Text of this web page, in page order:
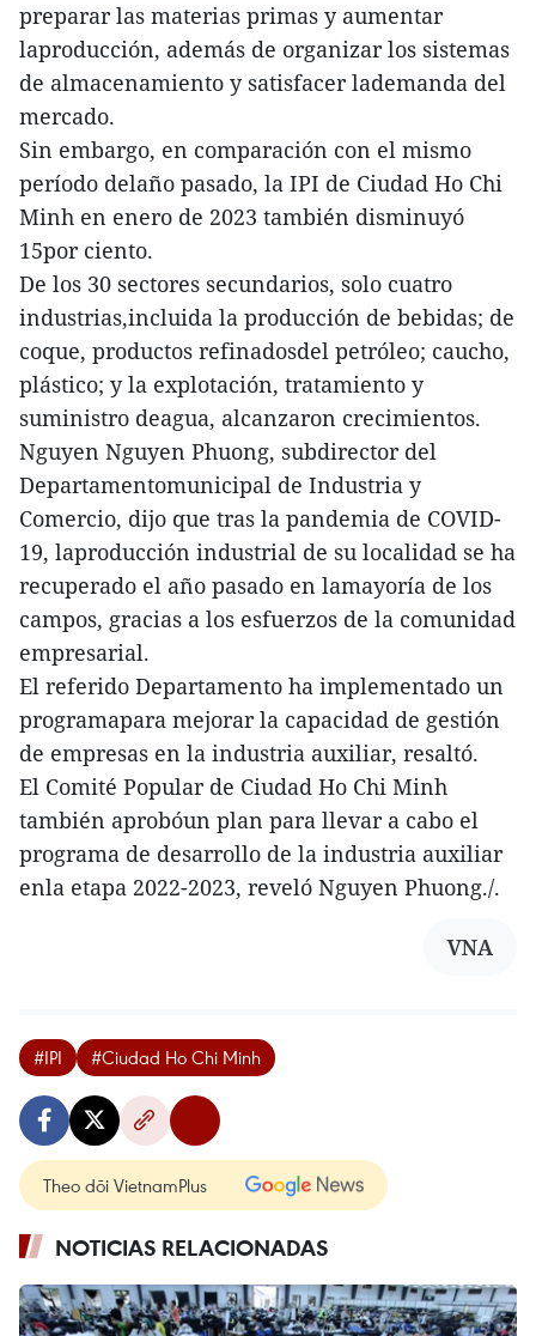
preparar las materias primas y aumentar
laproducción, además de organizar los sistemas
de almacenamiento y satisfacer lademanda del
mercado.
Sin embargo, en comparación con el mismo
período delaño pasado, la IPI de Ciudad Ho Chi
Minh en enero de 2023 también disminuyó
15por ciento.
De los 30 sectores secundarios, solo cuatro
industrias,incluida la producción de bebidas; de
coque, productos refinadosdel petróleo; caucho,
plástico; y la explotación, tratamiento y
suministro deagua, alcanzaron crecimientos.
Nguyen Nguyen Phuong, subdirector del
Departamentomunicipal de Industria y
Comercio, dijo que tras la pandemia de COVID-
19, laproducción industrial de su localidad se ha
recuperado el año pasado en lamayoría de los
campos, gracias a los esfuerzos de la comunidad
empresarial.
El referido Departamento ha implementado un
programapara mejorar la capacidad de gestión
de empresas en la industria auxiliar, resaltó.
El Comité Popular de Ciudad Ho Chi Minh
también aprobóun plan para llevar a cabo el
programa de desarrollo de la industria auxiliar
enla etapa 2022-2023, reveló Nguyen Phuong./.
VNA
#IPI #Ciudad Ho Chi Minh
Theo dõi VietnamPlus
NOTICIAS RELACIONADAS